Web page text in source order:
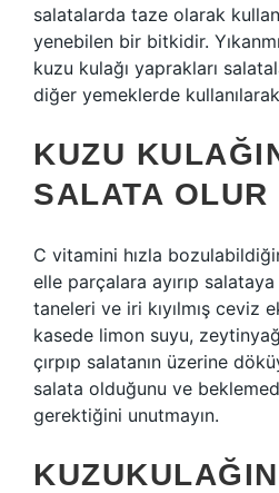
salatalarda taze olarak
yenebilen bir bitkidir.
kuzu kulağı yaprakları
diğer yemeklerde
KUZU
SALATA OLUR
C vitamini hızla
elle parçalara ayırıp
taneleri ve iri kıyılmış ceviz
kasede limon suyu,
çırpıp salatanın üzerine
salata olduğunu ve
gerektiğini unutmayın.